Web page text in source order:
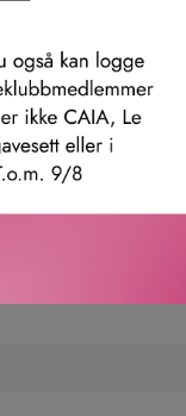
Eternity-